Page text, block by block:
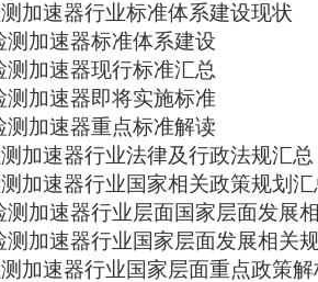
加速器行业标准体系建设现状
测加速器标准体系建设
测加速器现行标准汇总
测加速器即将实施标准
测加速器重点标准解读
加速器行业法律及行政法规汇总
加速器行业国家相关政策规划汇
测加速器行业层面国家层面发展
测加速器行业国家层面发展相关
加速器行业国家层面重点政策解